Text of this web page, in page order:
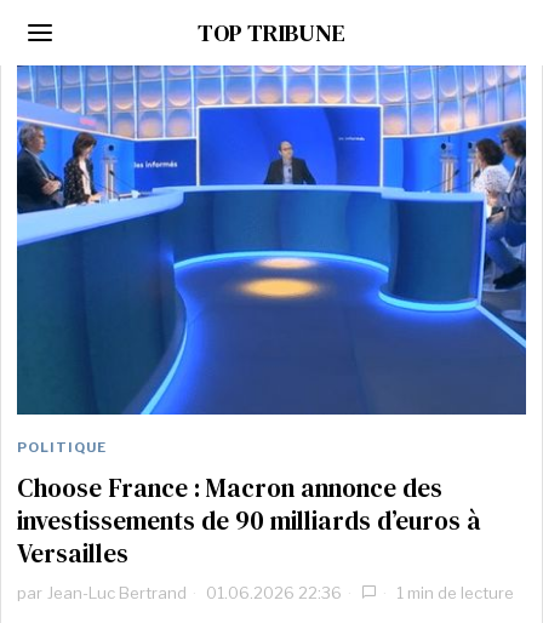
TOP TRIBUNE
POLITIQUE
Choose France : Macron annonce des
investissements de 90 milliards d’euros à
Versailles
par Jean-Luc Bertrand 01.06.2026 22:36 1 min de lecture